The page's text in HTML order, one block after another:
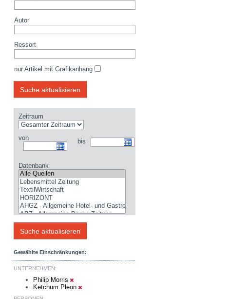
Autor
Ressort
nur Artikel mit Grafikanhang
Zeitraum
von bis
Datenbank
Gewählte Einschränkungen:
UNTERNEHMEN:
Philip Morris
Ketchum Pleon